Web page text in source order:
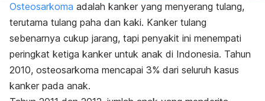
Osteosarkoma adalah kanker yang menyerang tulang,
terutama tulang paha dan kaki. Kanker tulang
sebenarnya cukup jarang, tapi penyakit ini menempati
peringkat ketiga kanker untuk anak di Indonesia. Tahun
2010, osteosarkoma mencapai 3% dari seluruh kasus
kanker pada anak.